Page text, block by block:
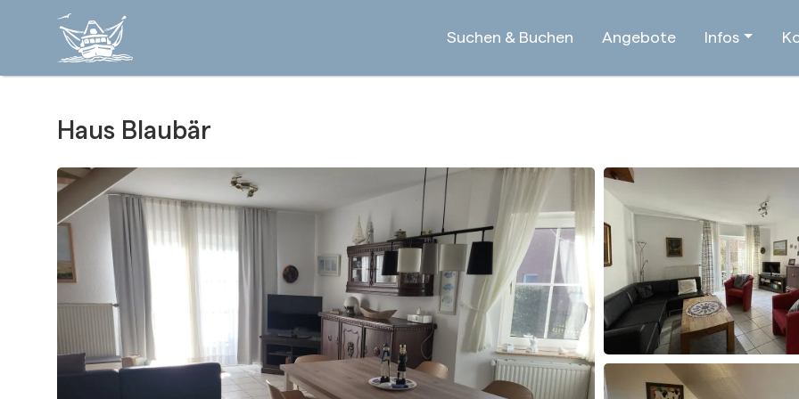
Suchen & Buchen Angebote Infos
Haus Blaubär